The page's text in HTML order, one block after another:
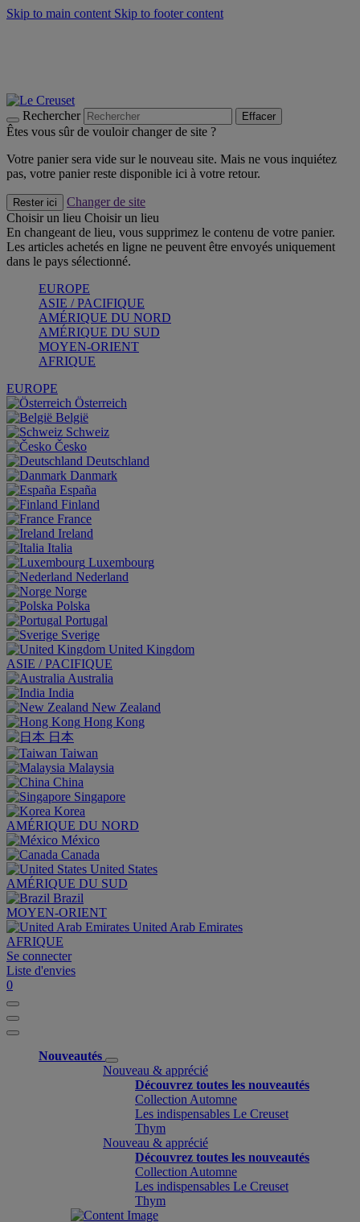
Skip to main content Skip to footer content
Rechercher Effacer
Êtes vous sûr de vouloir changer de site ?
Votre panier sera vide sur le nouveau site. Mais ne vous inquiétez
pas, votre panier reste disponible ici à votre retour.
Rester ici
Changer de site
Choisir un lieu Choisir un lieu
En changeant de lieu, vous supprimez le contenu de votre panier.
Les articles achetés en ligne ne peuvent être envoyés uniquement
dans le pays sélectionné.
EUROPE
ASIE / PACIFIQUE
AMÉRIQUE DU NORD
AMÉRIQUE DU SUD
MOYEN-ORIENT
AFRIQUE
EUROPE
Österreich
België
Schweiz
Česko
Deutschland
Danmark
España
Finland
France
Ireland
Italia
Luxembourg
Nederland
Norge
Polska
Portugal
Sverige
United Kingdom
ASIE / PACIFIQUE
Australia
India
New Zealand
Hong Kong
日本
Taiwan
Malaysia
China
Singapore
Korea
AMÉRIQUE DU NORD
México
Canada
United States
AMÉRIQUE DU SUD
Brazil
MOYEN-ORIENT
United Arab Emirates
AFRIQUE
Se connecter
Liste d'envies
0
Nouveautés
Nouveau & apprécié
Découvrez toutes les nouveautés
Collection Automne
Les indispensables Le Creuset
Thym
Nouveau & apprécié
Découvrez toutes les nouveautés
Collection Automne
Les indispensables Le Creuset
Thym